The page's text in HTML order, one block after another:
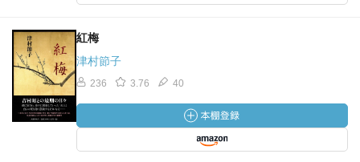
紅梅
津村節子
236 3.76 40